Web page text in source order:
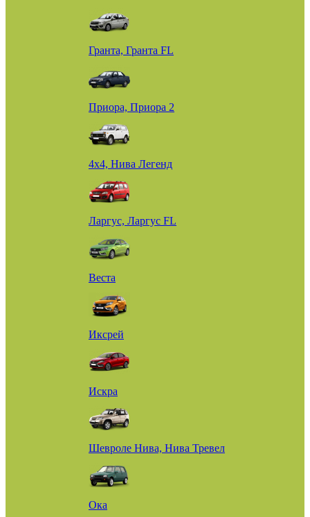
Гранта, Гранта FL
Приора, Приора 2
4х4, Нива Легенд
Ларгус, Ларгус FL
Веста
Иксрей
Искра
Шевроле Нива, Нива Тревел
Ока